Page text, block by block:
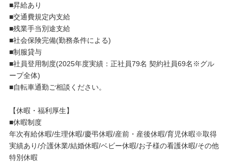
■昇給あり
■交通費規定内支給
■残業手当別途支給
■社会保険完備(勤務条件による)
■制服貸与
■社員登用制度(2025年度実績：正社員79名 契約社員69名※グル
ープ全体)
■自転車通勤ご相談ください。
【休暇・福利厚生】
■休暇制度
年次有給休暇/生理休暇/慶弔休暇/産前・産後休暇/育児休暇※取得
実績あり/介護休業/結婚休暇/ベビー休暇/お子様の看護休暇/その他
特別休暇